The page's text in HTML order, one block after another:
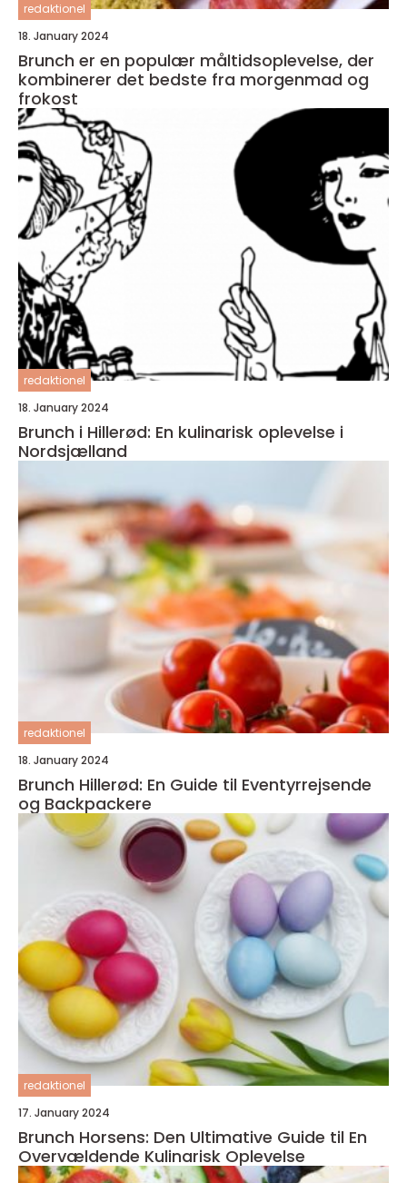
redaktionel
18. January 2024
Brunch er en populær måltidsoplevelse, der
kombinerer det bedste fra morgenmad og
frokost
redaktionel
18. January 2024
Brunch i Hillerød: En kulinarisk oplevelse i
Nordsjælland
redaktionel
18. January 2024
Brunch Hillerød: En Guide til Eventyrrejsende
og Backpackere
redaktionel
17. January 2024
Brunch Horsens: Den Ultimative Guide til En
Overvældende Kulinarisk Oplevelse